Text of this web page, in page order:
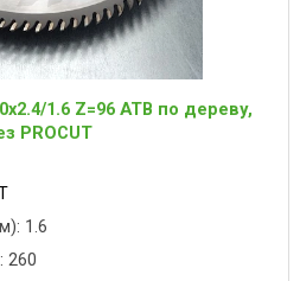
1.6 Z=96 ATB по дереву,
PROCUT
1.6
260